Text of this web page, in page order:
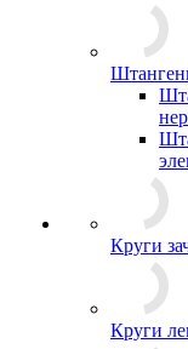
Круги
Круги